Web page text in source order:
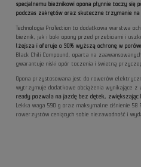
specjalnemu bieżnikowi opona płynnie toczy się
podczas zakrętów oraz skuteczne trzymanie na
Technologia ProTection to dodatkowa warstwa
bieżnik, jak i boki opony przed przebiciami i
lżejsza i oferuje o 30% wyższą ochronę w
Black Chili Compound, oparta na
gwarantuje niski opór toczenia i świetną
Opona przystosowana jest do rowerów
wytrzymuje dodatkowe obciążenia wynikające z
ready pozwala na jazdę bez dętek,
Lekka waga 590 g oraz maksymalne ciśnienie
rowerzystów ceniących sobie niezawodność i